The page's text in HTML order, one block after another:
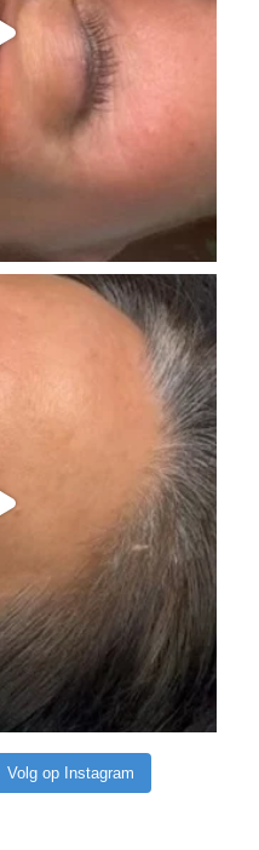
Volg op Instagram